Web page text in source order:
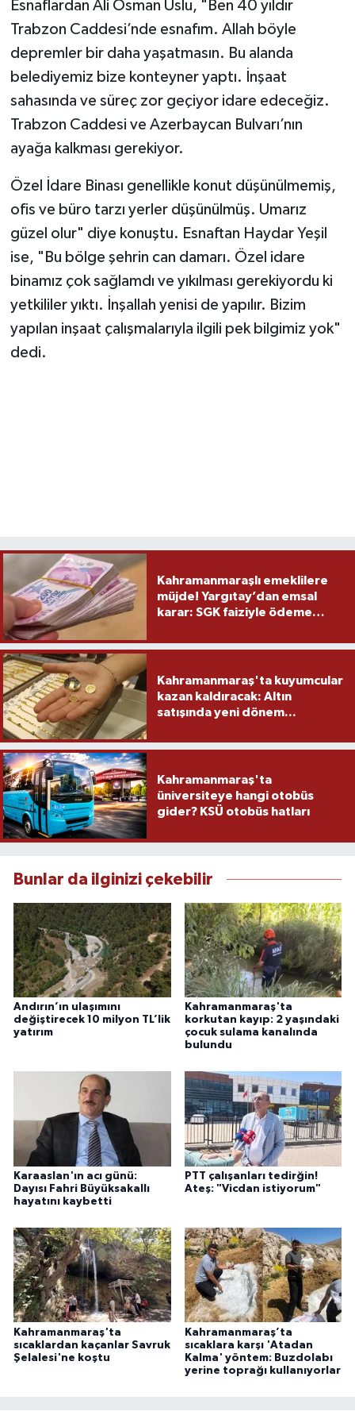
Esnaflardan Ali Osman Uslu, "Ben 40 yıldır
Trabzon Caddesi’nde esnafım. Allah böyle
depremler bir daha yaşatmasın. Bu alanda
belediyemiz bize konteyner yaptı. İnşaat
sahasında ve süreç zor geçiyor idare edeceğiz.
Trabzon Caddesi ve Azerbaycan Bulvarı’nın
ayağa kalkması gerekiyor.
Özel İdare Binası genellikle konut düşünülmemiş,
ofis ve büro tarzı yerler düşünülmüş. Umarız
güzel olur" diye konuştu. Esnaftan Haydar Yeşil
ise, "Bu bölge şehrin can damarı. Özel idare
binamız çok sağlamdı ve yıkılması gerekiyordu ki
yetkililer yıktı. İnşallah yenisi de yapılır. Bizim
yapılan inşaat çalışmalarıyla ilgili pek bilgimiz yok"
dedi.
Kahramanmaraşlı emeklilere
müjde! Yargıtay’dan emsal
karar: SGK faiziyle ödeme
Kahramanmaraş'ta kuyumcular
kazan kaldıracak: Altın
satışında yeni dönem...
Kahramanmaraş'ta
üniversiteye hangi otobüs
gider? KSÜ otobüs hatları
Bunlar da ilginizi çekebilir
Andırın’ın ulaşımını
değiştirecek 10 milyon TL’lik
yatırım
Kahramanmaraş'ta
korkutan kayıp: 2 yaşındaki
çocuk sulama kanalında
bulundu
Karaaslan'ın acı günü:
Dayısı Fahri Büyüksakallı
hayatını kaybetti
PTT çalışanları tedirğin!
Ateş: "Vicdan istiyorum"
Kahramanmaraş'ta
sıcaklardan kaçanlar Savruk
Şelalesi'ne koştu
Kahramanmaraş’ta
sıcaklara karşı 'Atadan
Kalma' yöntem: Buzdolabı
yerine toprağı kullanıyorlar